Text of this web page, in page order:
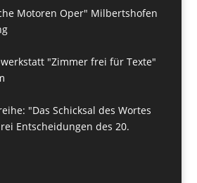
Motoren Oper" Milbertshofen
"Zimmer frei für Texte"
"Das Schicksal des Wortes
Entscheidungen des 20.